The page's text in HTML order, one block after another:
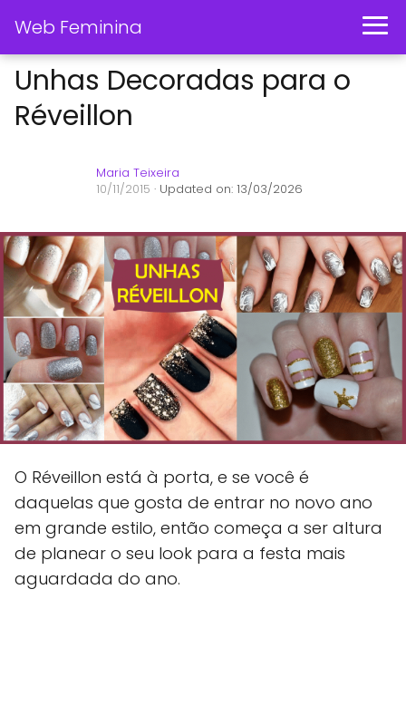
Web Feminina
Unhas Decoradas para o
Réveillon
Maria Teixeira
10/11/2015 · Updated on: 13/03/2026
O Réveillon está à porta, e se você é
daquelas que gosta de entrar no novo ano
em grande estilo, então começa a ser altura
de planear o seu look para a festa mais
aguardada do ano.